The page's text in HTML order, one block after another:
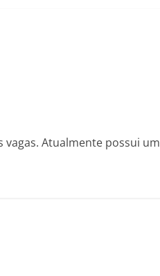
Atualmente possui um